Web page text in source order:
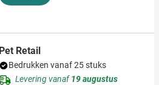
Pet Retail
Bedrukken vanaf 25 stuks
Levering vanaf19 augustus